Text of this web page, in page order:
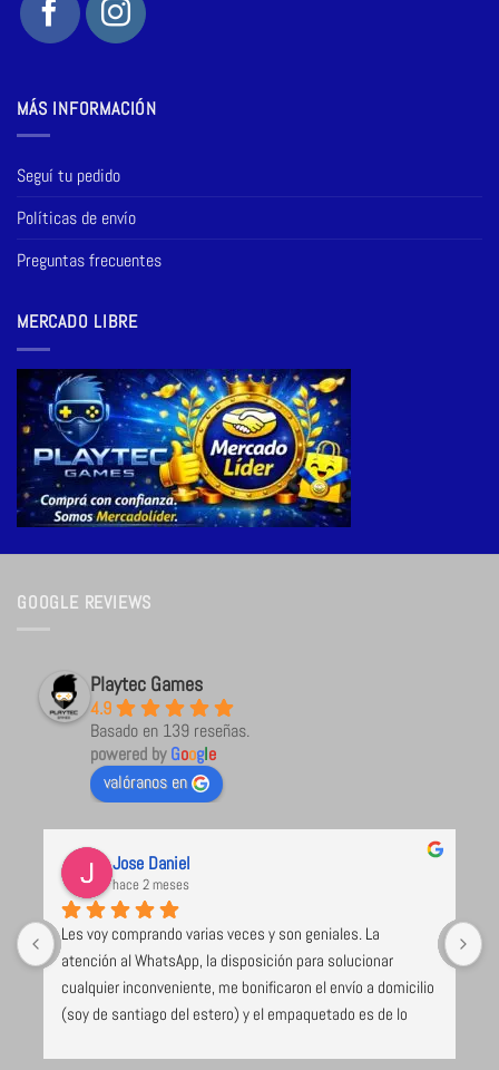
MÁS INFORMACIÓN
Seguí tu pedido
Políticas de envío
Preguntas frecuentes
MERCADO LIBRE
GOOGLE REVIEWS
Playtec Games
4.9
Basado en 139 reseñas.
powered byGoogle
valóranos en
Jose Daniel
hace 2 meses
Les voy comprando varias veces y son geniales. La
atención al WhatsApp, la disposición para solucionar
cualquier inconveniente, me bonificaron el envío a domicilio
(soy de santiago del estero) y el empaquetado es de lo